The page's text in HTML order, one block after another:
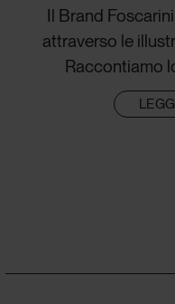
Il Brand
attraverso le
Raccontiamo